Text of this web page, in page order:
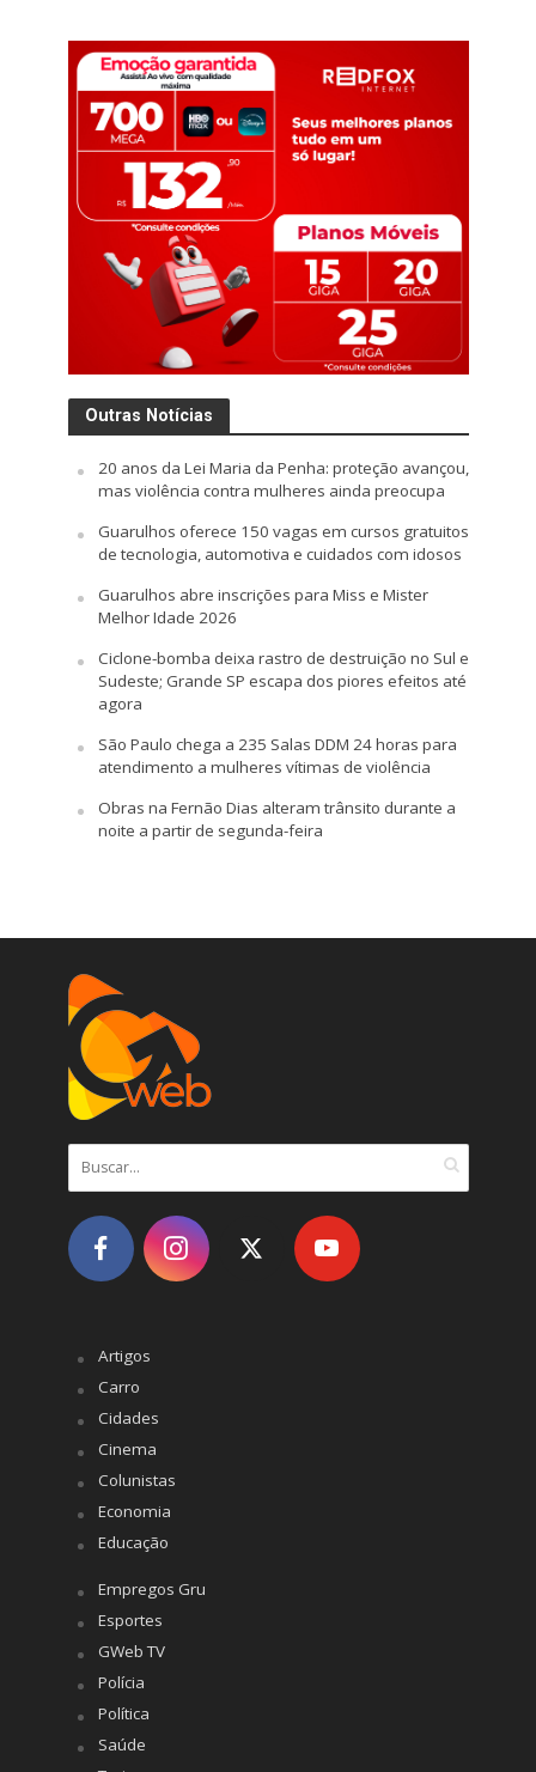
Outras Notícias
20 anos da Lei Maria da Penha: proteção avançou,
mas violência contra mulheres ainda preocupa
Guarulhos oferece 150 vagas em cursos gratuitos
de tecnologia, automotiva e cuidados com idosos
Guarulhos abre inscrições para Miss e Mister
Melhor Idade 2026
Ciclone-bomba deixa rastro de destruição no Sul e
Sudeste; Grande SP escapa dos piores efeitos até
agora
São Paulo chega a 235 Salas DDM 24 horas para
atendimento a mulheres vítimas de violência
Obras na Fernão Dias alteram trânsito durante a
noite a partir de segunda-feira
Artigos
Carro
Cidades
Cinema
Colunistas
Economia
Educação
Empregos Gru
Esportes
GWeb TV
Polícia
Política
Saúde